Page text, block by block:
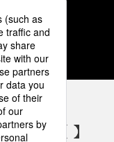
5
カウント